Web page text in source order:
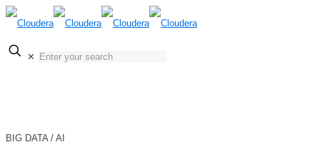
✕
BIG DATA / AI